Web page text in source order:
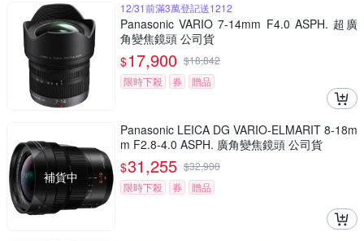
12/31前滿3萬登記送1212
Panasonic VARIO 7-14mm F4.0 ASPH. 超廣
角變焦鏡頭 公司貨
$17,900 $18,842
限時下殺
券 贈品
補貨中
Panasonic LEICA DG VARIO-ELMARIT 8-18m
m F2.8-4.0 ASPH. 廣角變焦鏡頭 公司貨
$31,255 $32,900
限時下殺
券 贈品